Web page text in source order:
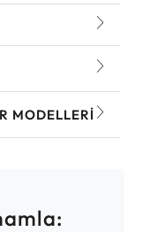
MODELLERI